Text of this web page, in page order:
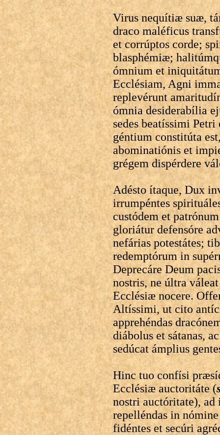
Virus nequítiæ suæ,
draco maléficus
et corrúptos corde;
blasphémiæ;
ómnium et
Ecclésiam, Agni
replevérunt
ómnia desiderabília
sedes beatíssimi
géntium constitúta
abominatiónis et
grégem dispérdere
Adésto ítaque, Dux
irrumpéntes
custódem et
gloriátur defensóre
nefárias potestátes;
redemptórum in
Deprecáre Deum
nostris, ne últra
Ecclésiæ nocere.
Altíssimi, ut cito
apprehéndas
diábolus et sátanas,
sedúcat ámplius
Hinc tuo confísi
Ecclésiæ auctoritáte (
nostri auctóritate),
repelléndas in
fidéntes et secúri